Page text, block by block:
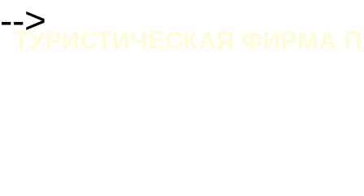
-->
ТУРИСТИЧЕСКАЯ ФИРМА